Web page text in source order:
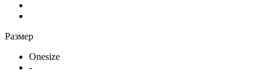
Размер
Onesize
-